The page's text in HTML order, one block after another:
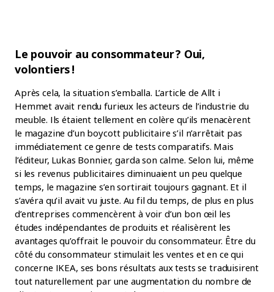
Le pouvoir au consommateur ? Oui,
volontiers !
Après cela, la situation s’emballa. L’article de Allt i
Hemmet avait rendu furieux les acteurs de l’industrie du
meuble. Ils étaient tellement en colère qu’ils menacèrent
le magazine d’un boycott publicitaire s’il n’arrêtait pas
immédiatement ce genre de tests comparatifs. Mais
l’éditeur, Lukas Bonnier, garda son calme. Selon lui, même
si les revenus publicitaires diminuaient un peu quelque
temps, le magazine s’en sortirait toujours gagnant. Et il
s’avéra qu’il avait vu juste. Au fil du temps, de plus en plus
d’entreprises commencèrent à voir d’un bon œil les
études indépendantes de produits et réalisèrent les
avantages qu’offrait le pouvoir du consommateur. Être du
côté du consommateur stimulait les ventes et en ce qui
concerne IKEA, ses bons résultats aux tests se traduisirent
tout naturellement par une augmentation du nombre de